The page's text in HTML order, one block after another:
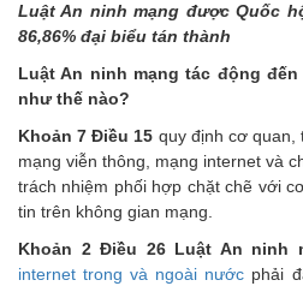
Luật An ninh mạng được Quốc
86,86% đại biểu tán thành
Luật An ninh mạng tác động
như thế nào?
Khoản 7 Điều 15 quy định cơ quan,
mạng viễn thông, mạng internet và
trách nhiệm phối hợp chặt chẽ với
tin trên không gian mạng.
Khoản 2 Điều 26 Luật An ninh
internet trong và ngoài nước phải